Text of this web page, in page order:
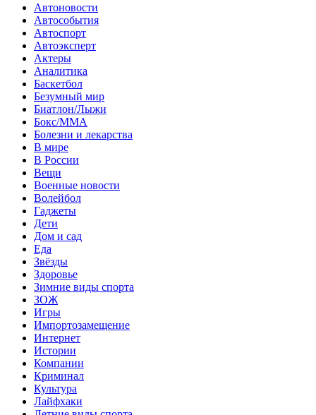
Автоновости
Автособытия
Автоспорт
Автоэксперт
Актеры
Аналитика
Баскетбол
Безумный мир
Биатлон/Лыжи
Бокс/MMA
Болезни и лекарства
В мире
В России
Вещи
Военные новости
Волейбол
Гаджеты
Дети
Дом и сад
Еда
Звёзды
Здоровье
Зимние виды спорта
ЗОЖ
Игры
Импортозамещение
Интернет
Истории
Компании
Криминал
Культура
Лайфхаки